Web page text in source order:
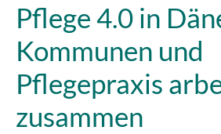
Pflege 4.0 in
Kommunen und
Pflegepraxis
zusammen